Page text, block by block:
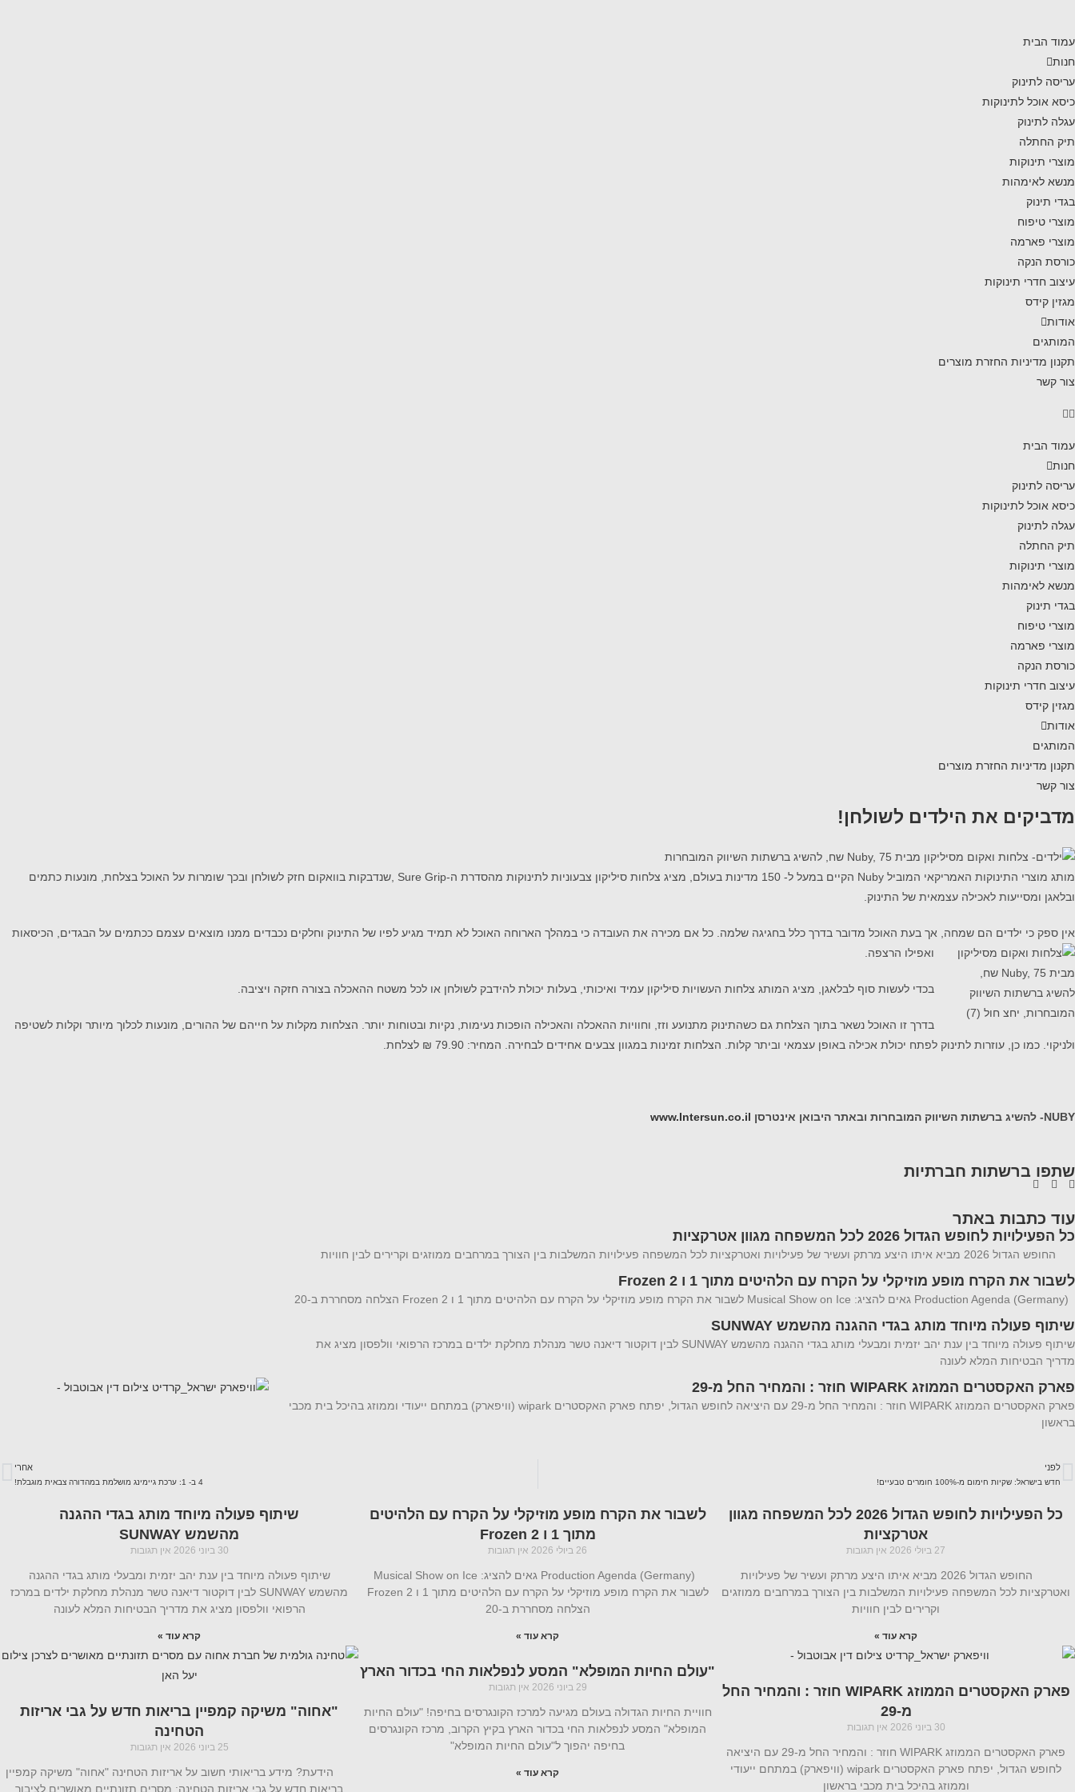
עמוד הבית
חנות
עריסה לתינוק
כיסא אוכל לתינוקות
עגלה לתינוק
תיק החתלה
מוצרי תינוקות
מנשא לאימהות
בגדי תינוק
מוצרי טיפוח
מוצרי פארמה
כורסת הנקה
עיצוב חדרי תינוקות
מגזין קידס
אודות
המותגים
תקנון מדיניות החזרת מוצרים
צור קשר
עמוד הבית
חנות
עריסה לתינוק
כיסא אוכל לתינוקות
עגלה לתינוק
תיק החתלה
מוצרי תינוקות
מנשא לאימהות
בגדי תינוק
מוצרי טיפוח
מוצרי פארמה
כורסת הנקה
עיצוב חדרי תינוקות
מגזין קידס
אודות
המותגים
תקנון מדיניות החזרת מוצרים
צור קשר
מדביקים את הילדים לשולחן!
מותג מוצרי התינוקות האמריקאי המוביל Nuby הקיים במעל ל- 150 מדינות בעולם, מציג צלחות סיליקון צבעוניות לתינוקות מהסדרת ה-Sure Grip ,שנדבקות בוואקום חזק לשולחן ובכך שומרות על האוכל בצלחת, מונעות כתמים
ובלאגן ומסייעות לאכילה עצמאית של התינוק.
אין ספק כי ילדים הם שמחה, אך בעת האוכל מדובר בדרך כלל בחגיגה שלמה. כל אם מכירה את העובדה כי במהלך הארוחה האוכל לא תמיד מגיע לפיו של התינוק וחלקים נכבדים ממנו מוצאים עצמם ככתמים על הבגדים, הכיסאות
ואפילו הרצפה.
בכדי לעשות סוף לבלאגן, מציג המותג צלחות העשויות סיליקון עמיד ואיכותי, בעלות יכולת להידבק לשולחן או לכל משטח ההאכלה בצורה חזקה ויציבה.
בדרך זו האוכל נשאר בתוך הצלחת גם כשהתינוק מתנועע וזז, וחוויות ההאכלה והאכילה הופכות נעימות, נקיות ובטוחות יותר. הצלחות מקלות על חייהם של ההורים, מונעות לכלוך מיותר וקלות לשטיפה
ולניקוי. כמו כן, עוזרות לתינוק לפתח יכולת אכילה באופן עצמאי וביתר קלות. הצלחות זמינות במגוון צבעים אחידים לבחירה. המחיר: 79.90 ₪ לצלחת.
NUBY- להשיג ברשתות השיווק המובחרות ובאתר היבואן אינטרסן www.Intersun.co.il
שתפו ברשתות חברתיות
עוד כתבות באתר
כל הפעילויות לחופש הגדול 2026 לכל המשפחה מגוון אטרקציות
החופש הגדול 2026 מביא איתו היצע מרתק ועשיר של פעילויות ואטרקציות לכל המשפחה פעילויות המשלבות בין הצורך במרחבים ממוזגים וקרירים לבין חוויות
לשבור את הקרח מופע מוזיקלי על הקרח עם הלהיטים מתוך 1 ו Frozen 2
שיתוף פעולה מיוחד מותג בגדי ההגנה מהשמש SUNWAY
שיתוף פעולה מיוחד בין ענת יהב יזמית ומבעלי מותג בגדי ההגנה מהשמש SUNWAY לבין דוקטור דיאנה טשר מנהלת מחלקת ילדים במרכז הרפואי וולפסון מציג את
מדריך הבטיחות המלא לעונה
פארק האקסטרים הממוזג WIPARK חוזר : והמחיר החל מ-29
פארק האקסטרים הממוזג WIPARK חוזר : והמחיר החל מ-29 עם היציאה לחופש הגדול, יפתח פארק האקסטרים wipark (וויפארק) במתחם ייעודי וממוזג בהיכל בית מכבי
בראשון
לפני
חדש בישראל: שקיות חימום מ-100% חומרים טבעיים!
אחרי
4 ב- 1: ערכת גיימינג מושלמת במהדורה צבאית מוגבלת!
כל הפעילויות לחופש הגדול 2026 לכל המשפחה מגוון
אטרקציות
27 ביולי 2026 אין תגובות
החופש הגדול 2026 מביא איתו היצע מרתק ועשיר של פעילויות
ואטרקציות לכל המשפחה פעילויות המשלבות בין הצורך במרחבים ממוזגים
וקרירים לבין חוויות
קרא עוד »
לשבור את הקרח מופע מוזיקלי על הקרח עם הלהיטים
מתוך 1 ו Frozen 2
26 ביולי 2026 אין תגובות
Production Agenda (Germany) גאים להציג: Musical Show on Ice
לשבור את הקרח מופע מוזיקלי על הקרח עם הלהיטים מתוך 1 ו Frozen 2
הצלחה מסחררת ב-20
קרא עוד »
שיתוף פעולה מיוחד מותג בגדי ההגנה
מהשמש SUNWAY
30 ביוני 2026 אין תגובות
שיתוף פעולה מיוחד בין ענת יהב יזמית ומבעלי מותג בגדי ההגנה
מהשמש SUNWAY לבין דוקטור דיאנה טשר מנהלת מחלקת ילדים במרכז
הרפואי וולפסון מציג את מדריך הבטיחות המלא לעונה
קרא עוד »
פארק האקסטרים הממוזג WIPARK חוזר : והמחיר החל
מ-29
30 ביוני 2026 אין תגובות
פארק האקסטרים הממוזג WIPARK חוזר : והמחיר החל מ-29 עם היציאה
לחופש הגדול, יפתח פארק האקסטרים wipark (וויפארק) במתחם ייעודי
וממוזג בהיכל בית מכבי בראשון
"עולם החיות המופלא" המסע לנפלאות החי בכדור הארץ
29 ביוני 2026 אין תגובות
חוויית החיות הגדולה בעולם מגיעה למרכז הקונגרסים בחיפה! "עולם החיות
המופלא" המסע לנפלאות החי בכדור הארץ בקיץ הקרוב, מרכז הקונגרסים
בחיפה יהפוך ל"עולם החיות המופלא"
קרא עוד »
"אחוה" משיקה קמפיין בריאות חדש על גבי אריזות
הטחינה
25 ביוני 2026 אין תגובות
הידעת? מידע בריאותי חשוב על אריזות הטחינה "אחוה" משיקה קמפיין
בריאות חדש על גבי אריזות הטחינה: מסרים תזונתיים מאושרים לציבור